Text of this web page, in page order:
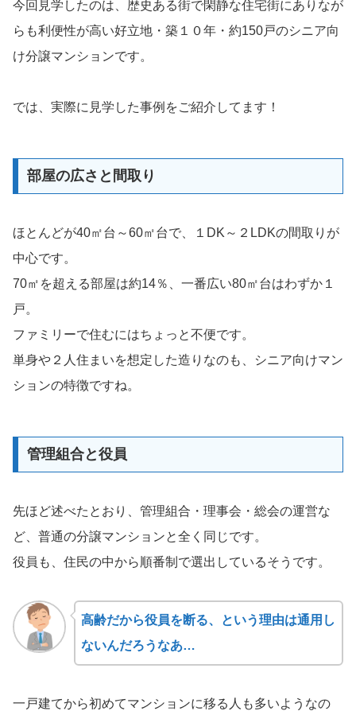
今回見学したのは、歴史ある街で閑静な住宅街にありなが
らも利便性が高い好立地・築１０年・約150戸のシニア向
け分譲マンションです。
では、実際に見学した事例をご紹介してます！
部屋の広さと間取り
ほとんどが40㎡台～60㎡台で、１DK～２LDKの間取りが
中心です。
70㎡を超える部屋は約14％、一番広い80㎡台はわずか１
戸。
ファミリーで住むにはちょっと不便です。
単身や２人住まいを想定した造りなのも、シニア向けマン
ションの特徴ですね。
管理組合と役員
先ほど述べたとおり、管理組合・理事会・総会の運営な
ど、普通の分譲マンションと全く同じです。
役員も、住民の中から順番制で選出しているそうです。
高齢だから役員を断る、という理由は通用し
ないんだろうなあ…
一戸建てから初めてマンションに移る人も多いようなの